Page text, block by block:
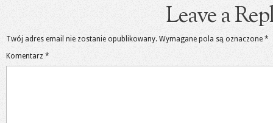
Leave a
Twój adres email nie zostanie opublikowany. Wymagane pola są oznaczone *
Komentarz *